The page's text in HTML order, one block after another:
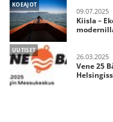
KOEAJOT
09.07.2025
Kiisla –
UUTISET
26.03.2025
Vene 25